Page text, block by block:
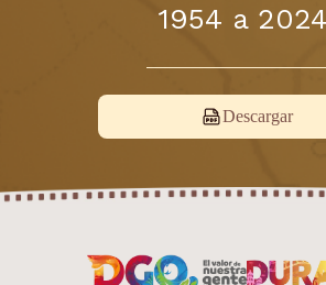
1954 a
Descargar